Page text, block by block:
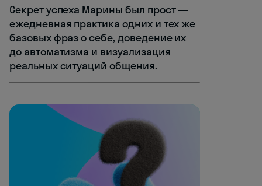
Секрет успеха Марины был прост —
ежедневная практика одних и тех же
базовых фраз о себе, доведение их
до автоматизма и визуализация
реальных ситуаций общения.